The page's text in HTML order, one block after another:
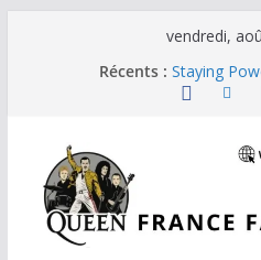
vendredi,
Récents : Staying
The Invisible
Beautiful